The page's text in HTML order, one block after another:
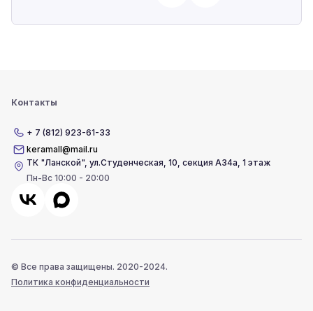
Контакты
+ 7 (812) 923-61-33
keramall@mail.ru
ТК "Ланской",ул.Студенческая, 10, секция А34а, 1 этаж
Пн-Вс 10:00 - 20:00
© Все права защищены. 2020-2024.
Политика конфиденциальности